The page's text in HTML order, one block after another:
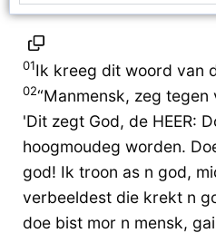
01Ik kreeg dit woord van
02“Manmensk, zeg
'Dit zegt God, de HEER:
hoogmoudeg worden.
god! Ik troon as n god,
verbeeldest die krekt n
doe bist mor n mensk,